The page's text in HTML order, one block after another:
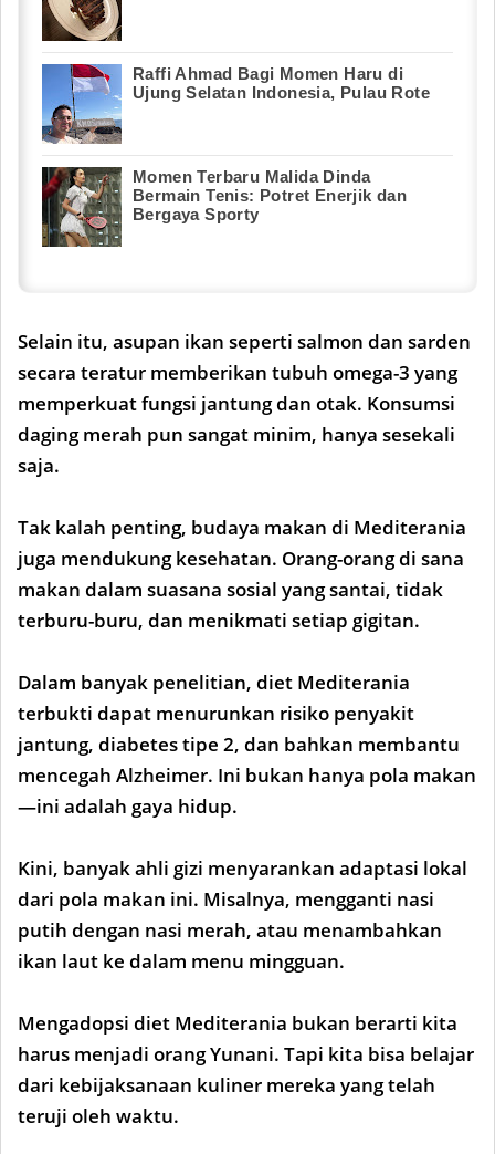
Raffi Ahmad Bagi Momen Haru di
Ujung Selatan Indonesia, Pulau Rote
Momen Terbaru Malida Dinda
Bermain Tenis: Potret Enerjik dan
Bergaya Sporty
Selain itu, asupan ikan seperti salmon dan sarden
secara teratur memberikan tubuh omega-3 yang
memperkuat fungsi jantung dan otak. Konsumsi
daging merah pun sangat minim, hanya sesekali
saja.
Tak kalah penting, budaya makan di Mediterania
juga mendukung kesehatan. Orang-orang di sana
makan dalam suasana sosial yang santai, tidak
terburu-buru, dan menikmati setiap gigitan.
Dalam banyak penelitian, diet Mediterania
terbukti dapat menurunkan risiko penyakit
jantung, diabetes tipe 2, dan bahkan membantu
mencegah Alzheimer. Ini bukan hanya pola makan
—ini adalah gaya hidup.
Kini, banyak ahli gizi menyarankan adaptasi lokal
dari pola makan ini. Misalnya, mengganti nasi
putih dengan nasi merah, atau menambahkan
ikan laut ke dalam menu mingguan.
Mengadopsi diet Mediterania bukan berarti kita
harus menjadi orang Yunani. Tapi kita bisa belajar
dari kebijaksanaan kuliner mereka yang telah
teruji oleh waktu.